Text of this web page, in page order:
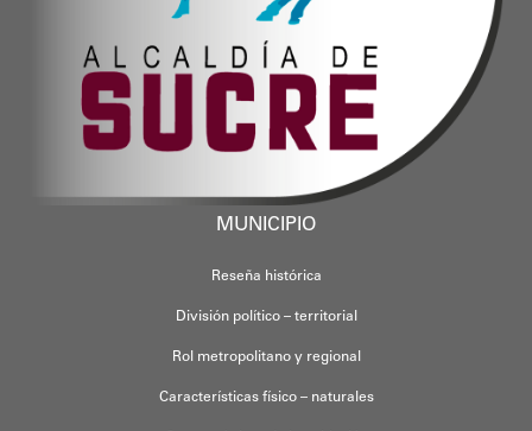
MUNICIPIO
Reseña histórica
División político – territorial
Rol metropolitano y regional
Características físico – naturales